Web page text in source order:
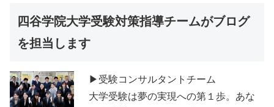
四谷学院大学受験対策指導チームがブログ
を担当します
▶受験コンサルタントチーム
大学受験は夢の実現への第１歩。あな